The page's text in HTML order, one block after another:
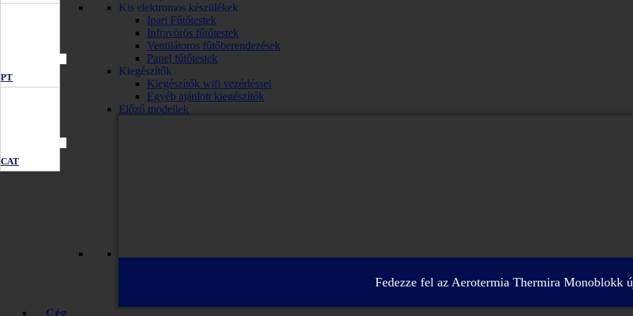
PT
CAT
Kis elektromos készülékek
Ipari Fűtőtestek
Infravörös fűtőtestek
Ventilátoros fűtőberendezések
Panel fűtőtestek
Kiegészítők
Kiegészítők wifi vezérléssel
Egyéb ajánlott kiegészítők
Előző modellek
Fedezze fel az Aerotermia Thermira Monoblokk
Cég